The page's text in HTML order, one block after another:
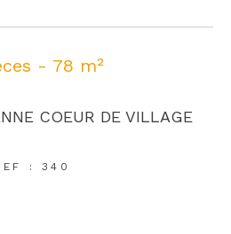
- 78 m²
COEUR DE VILLAGE
: 340